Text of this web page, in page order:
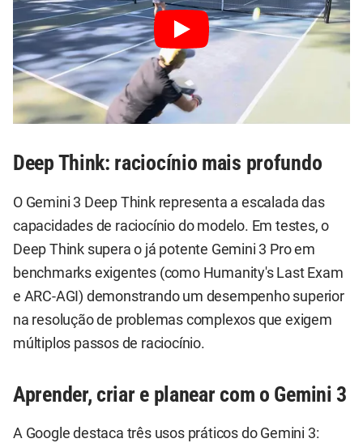
Deep Think: raciocínio mais profundo
O Gemini 3 Deep Think representa a escalada das
capacidades de raciocínio do modelo. Em testes, o
Deep Think supera o já potente Gemini 3 Pro em
benchmarks exigentes (como Humanity's Last Exam
e ARC-AGI) demonstrando um desempenho superior
na resolução de problemas complexos que exigem
múltiplos passos de raciocínio.
Aprender, criar e planear com o Gemini 3
A Google destaca três usos práticos do Gemini 3: